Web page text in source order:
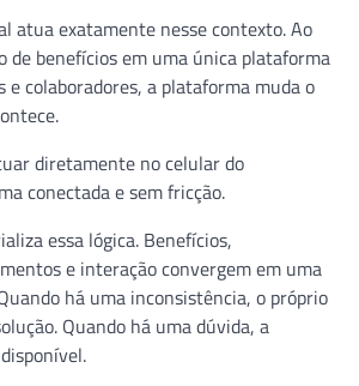
atua exatamente nesse contexto. Ao
de benefícios em uma única plataforma
e colaboradores, a plataforma muda o
diretamente no celular do
conectada e sem fricção.
essa lógica. Benefícios,
e interação convergem em uma
há uma inconsistência, o próprio
Quando há uma dúvida, a